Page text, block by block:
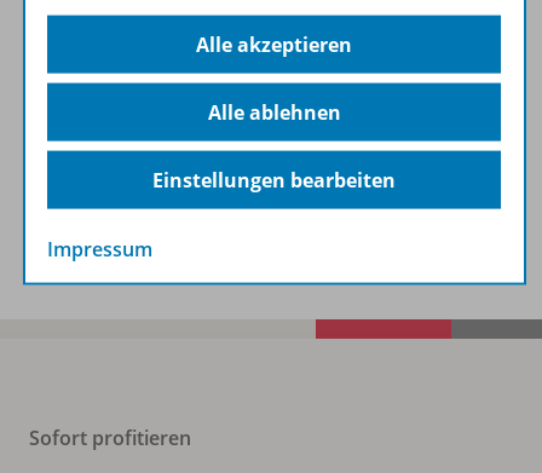
Lizenzbedingungen
Zugehörige Produkte
Benachrichtigungs-Service
Sofort profitieren
Alle akzeptieren
Alle ablehnen
Einstellungen bearbeiten
Impressum